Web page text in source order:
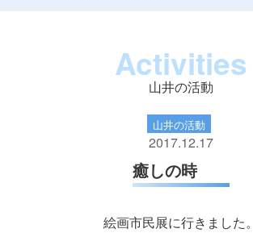
Activities
山井の活動
山井の活動
2017.12.17
癒しの時
絵画市民展に行きました。